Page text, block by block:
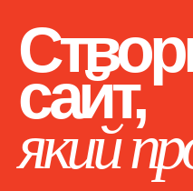
сайт,
який